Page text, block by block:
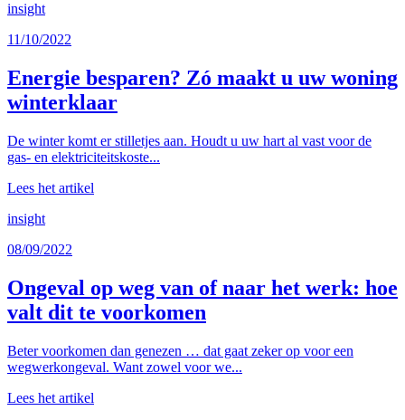
insight
11/10/2022
Energie besparen? Zó maakt u uw woning
winterklaar
De winter komt er stilletjes aan. Houdt u uw hart al vast voor de
gas- en elektriciteitskoste...
Lees het artikel
insight
08/09/2022
Ongeval op weg van of naar het werk: hoe
valt dit te voorkomen
Beter voorkomen dan genezen … dat gaat zeker op voor een
wegwerkongeval. Want zowel voor we...
Lees het artikel